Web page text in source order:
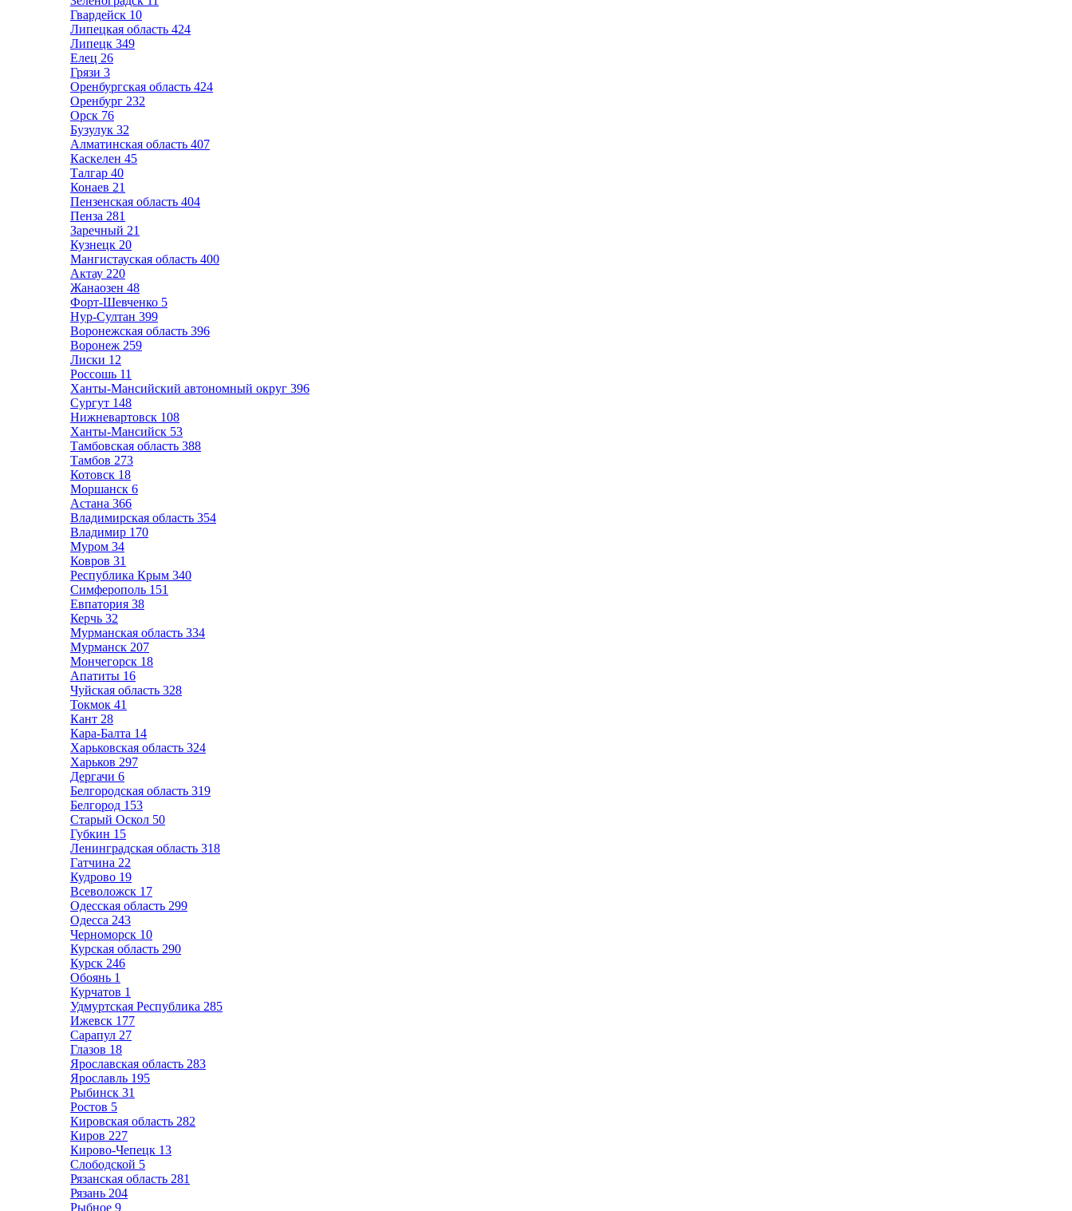
Гвардейск 10
Липецкая область 424
Липецк 349
Елец 26
Грязи 3
Оренбургская область 424
Оренбург 232
Орск 76
Бузулук 32
Алматинская область 407
Каскелен 45
Талгар 40
Конаев 21
Пензенская область 404
Пенза 281
Заречный 21
Кузнецк 20
Мангистауская область 400
Актау 220
Жанаозен 48
Форт-Шевченко 5
Нур-Султан 399
Воронежская область 396
Воронеж 259
Лиски 12
Россошь 11
Ханты-Мансийский автономный округ 396
Сургут 148
Нижневартовск 108
Ханты-Мансийск 53
Тамбовская область 388
Тамбов 273
Котовск 18
Моршанск 6
Астана 366
Владимирская область 354
Владимир 170
Муром 34
Ковров 31
Республика Крым 340
Симферополь 151
Евпатория 38
Керчь 32
Мурманская область 334
Мурманск 207
Мончегорск 18
Апатиты 16
Чуйская область 328
Токмок 41
Кант 28
Кара-Балта 14
Харьковская область 324
Харьков 297
Дергачи 6
Белгородская область 319
Белгород 153
Старый Оскол 50
Губкин 15
Ленинградская область 318
Гатчина 22
Кудрово 19
Всеволожск 17
Одесская область 299
Одесса 243
Черноморск 10
Курская область 290
Курск 246
Обоянь 1
Курчатов 1
Удмуртская Республика 285
Ижевск 177
Сарапул 27
Глазов 18
Ярославская область 283
Ярославль 195
Рыбинск 31
Ростов 5
Кировская область 282
Киров 227
Кирово-Чепецк 13
Слободской 5
Рязанская область 281
Рязань 204
Рыбное 9